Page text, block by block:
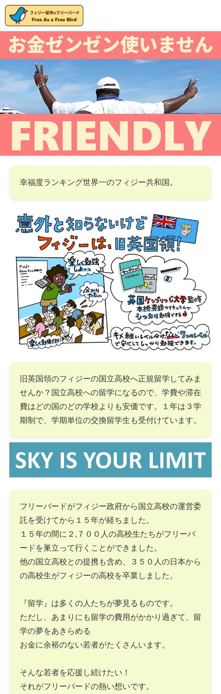
幸福度ランキング世界一のフィジー共和国。
旧英国領のフィジーの国立高校へ正規留学してみま
せんか？国立高校への留学になるので、学費や滞在
費はどの国のどの学校よりも安価です。１年は３学
期制で、学期単位の交換留学生も受付けています。
フリーバードがフィジー政府から国立高校の運営委
託を受けてから１５年が経ちました。
１５年の間に２,７００人の高校生たちがフリーバ
ードを巣立って行くことができました。
他の国立高校との提携も含め、３５０人の日本から
の高校生がフィジーの高校を卒業しました。
『留学』は多くの人たちが夢見るものです。
ただし、あまりにも留学の費用がかかり過ぎて、留
学の夢をあきらめる
お金に余裕のない若者がたくさんいます。
そんな若者を応援し続けたい！
それがフリーバードの熱い想いです。